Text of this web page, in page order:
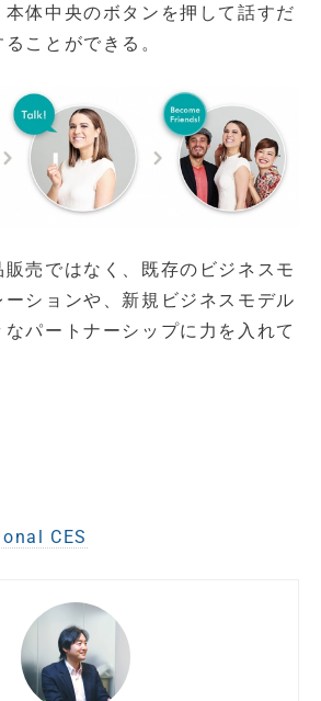
体中央のボタンを押して話すだ
ことができる。
販売ではなく、既存のビジネスモ
ションや、新規ビジネスモデル
パートナーシップに力を入れて
CES